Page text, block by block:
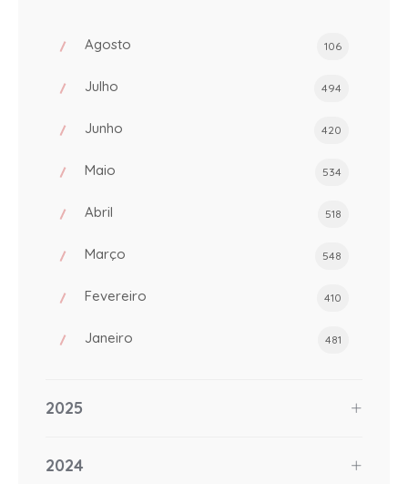
Agosto 106
Julho 494
Junho 420
Maio 534
Abril 518
Março 548
Fevereiro 410
Janeiro 481
2025
2024